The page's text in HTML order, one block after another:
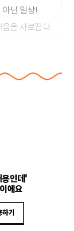
닌 일상!
을 사로잡다
용인데'
에요
하기